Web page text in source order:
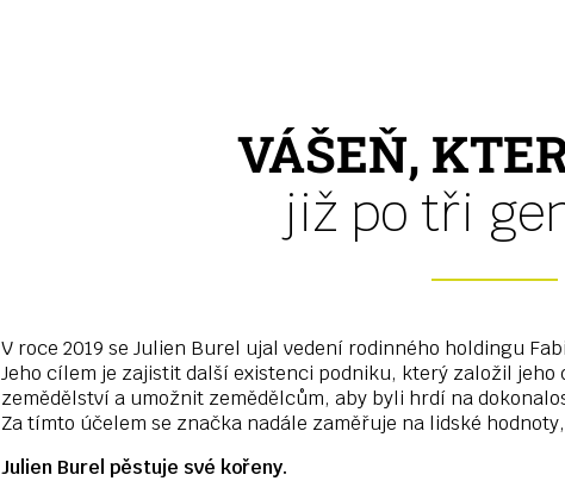
VÁŠEŇ,
již po tři
V roce 2019 se Julien Burel ujal vedení rodinného holdingu
Jeho cílem je zajistit další existenci podniku, který založil jeho
zemědělství a umožnit zemědělcům, aby byli hrdí na
Za tímto účelem se značka nadále zaměřuje na lidské
Julien Burel pěstuje své kořeny.